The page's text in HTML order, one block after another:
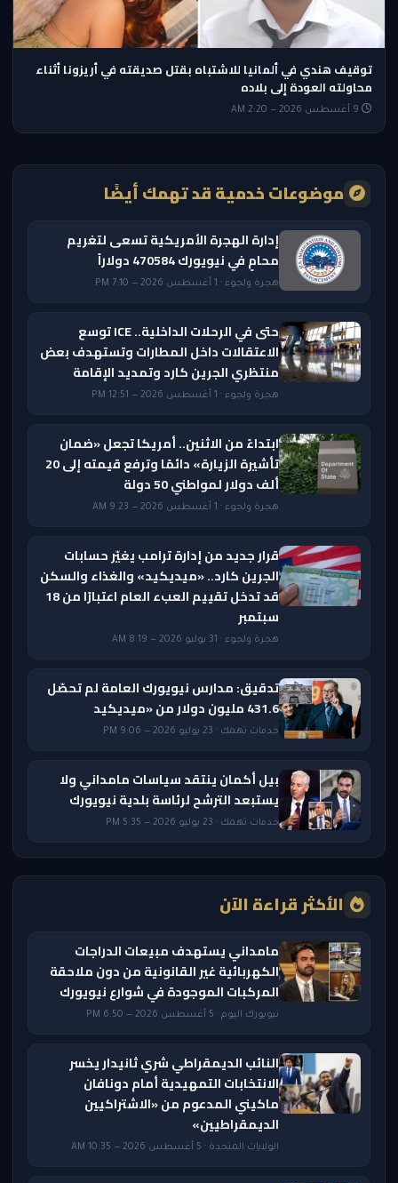
توقيف هندي في ألمانيا للاشتباه بقتل صديقته في أريزونا أثناء
محاولته العودة إلى بلاده
موضوعات خدمية قد تهمك أيضًا
إدارة الهجرة الأمريكية تسعى لتغريم
محامٍ في نيويورك 470584 دولاراً
هجرة ولجوء · 1 أغسطس 2026 — 7:10 PM
حتى في الرحلات الداخلية.. ICE توسع
الاعتقالات داخل المطارات وتستهدف بعض
منتظري الجرين كارد وتمديد الإقامة
هجرة ولجوء · 1 أغسطس 2026 — 12:51 PM
ابتداءً من الاثنين.. أمريكا تجعل «ضمان
تأشيرة الزيارة» دائمًا وترفع قيمته إلى 20
ألف دولار لمواطني 50 دولة
هجرة ولجوء · 1 أغسطس 2026 — 9:23 AM
قرار جديد من إدارة ترامب يغيّر حسابات
الجرين كارد.. «ميديكيد» والغذاء والسكن
قد تدخل تقييم العبء العام اعتبارًا من 18
سبتمبر
هجرة ولجوء · 31 يوليو 2026 — 8:19 AM
تدقيق: مدارس نيويورك العامة لم تحصّل
431.6 مليون دولار من «ميديكيد
خدمات تهمك · 23 يوليو 2026 — 9:06 PM
بيل أكمان ينتقد سياسات مامداني ولا
يستبعد الترشح لرئاسة بلدية نيويورك
خدمات تهمك · 23 يوليو 2026 — 5:35 PM
الأكثر قراءة الآن
مامداني يستهدف مبيعات الدراجات
الكهربائية غير القانونية من دون ملاحقة
المركبات الموجودة في شوارع نيويورك
نيويورك اليوم · 5 أغسطس 2026 — 6:50 PM
النائب الديمقراطي شري ثانيدار يخسر
الانتخابات التمهيدية أمام دونافان
ماكيني المدعوم من «الاشتراكيين
الديمقراطيين»
الولايات المتحدة · 5 أغسطس 2026 — 10:35 AM